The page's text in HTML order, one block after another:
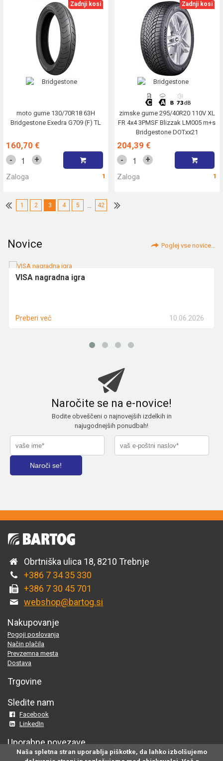
Zadnji kosi
moto gume 130/70R18 63H
Bridgestone Exedra G709 (F) TL
160,70 €
- +
Zaloga 1
Zadnji kosi
zimske gume 295/40R20 110V XL
FR 4x4 3PMSF Blizzak LM005 m+s
Bridgestone DOTxx21
204,39 €
- +
Zaloga 1
1 2 3 4 5 42
Novice Poglej vse novice...
VISA nagradna igra
10.06.2026
Preberi več
Naročite se na e-novice!
Bodite obveščeni o najnovejših izdelkih in
najugodnejših ponudbah!
Obrtniška ulica 18, 8210 Trebnje
+386 7 34 35 330
+386 7 30 45 701
webshop@bartog.si
Nakupovanje
Pogoji poslovanja
Način plačila
Prevzemna mesta
Dostava
Trgovine
Sledite nam
Facebook
LinkedIn
Uporabne povezave
Naša spletna stran uporablja piškotke, da lahko izbolšujemo